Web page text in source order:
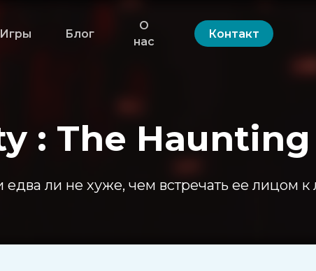
Игры Блог
О
нас
Контакт
: The Haunting
едва ли не хуже, чем встречать ее лицом к